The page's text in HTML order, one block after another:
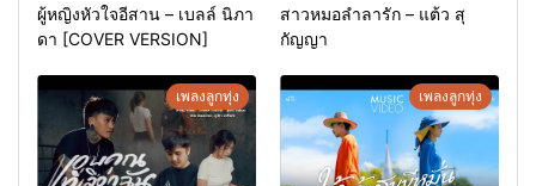
ผู้หญิงหัวใจอีสาน – เบลล์ นิภา
ดา [COVER VERSION]
สาวหมอลำลารัก – แต้ว สุ
กัญญา
เพลงลูกทุ่ง เพลงลูกทุ่ง